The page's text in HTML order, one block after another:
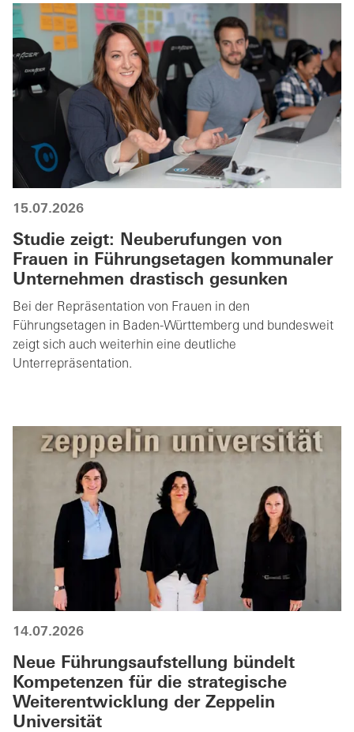
15.07.2026
Studie zeigt: Neuberufungen von
Frauen in Führungsetagen kommunaler
Unternehmen drastisch gesunken
Bei der Repräsentation von Frauen in den
Führungsetagen in Baden-Württemberg und bundesweit
zeigt sich auch weiterhin eine deutliche
Unterrepräsentation.
14.07.2026
Neue Führungsaufstellung bündelt
Kompetenzen für die strategische
Weiterentwicklung der Zeppelin
Universität